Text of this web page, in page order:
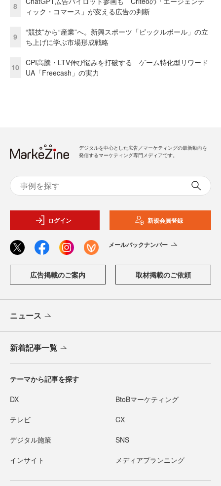
8
ィック・コマース」が変える広告の判断
9
“競技”から“産業”へ。新興スポーツ「ピックルボール」の立
ち上げに学ぶ市場形成戦略
10
CPI高騰・LTV伸び悩みを打破する ゲーム特化型リワード
UA「Freecash」の実力
デジタルを中心とした広告／マーケティングの最新動向を
発信するマーケティング専門メディアです。
ログイン 新規会員登録
メールバックナンバー
広告掲載のご案内 取材掲載のご依頼
ニュース
新着記事一覧
テーマから記事を探す
DX BtoBマーケティング
テレビ CX
デジタル施策 SNS
インサイト メディアプランニング